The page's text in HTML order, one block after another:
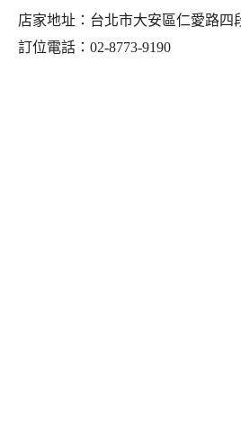
店家地址：台北市大安區仁愛路四
訂位電話：02-8773-9190